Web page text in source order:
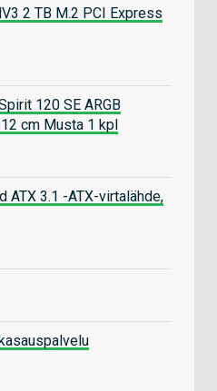
2 TB M.2 PCI Express
120 SE ARGB
cm Musta 1 kpl
ATX 3.1 -ATX-virtalähde,